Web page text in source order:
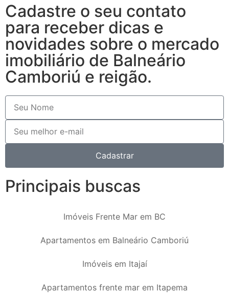
Cadastre o seu contato
para receber dicas e
novidades sobre o mercado
imobiliário de Balneário
Camboriú e reigão.
Cadastrar
Principais buscas
Imóveis Frente Mar em BC
Apartamentos em Balneário Camboriú
Imóveis em Itajaí
Apartamentos frente mar em Itapema